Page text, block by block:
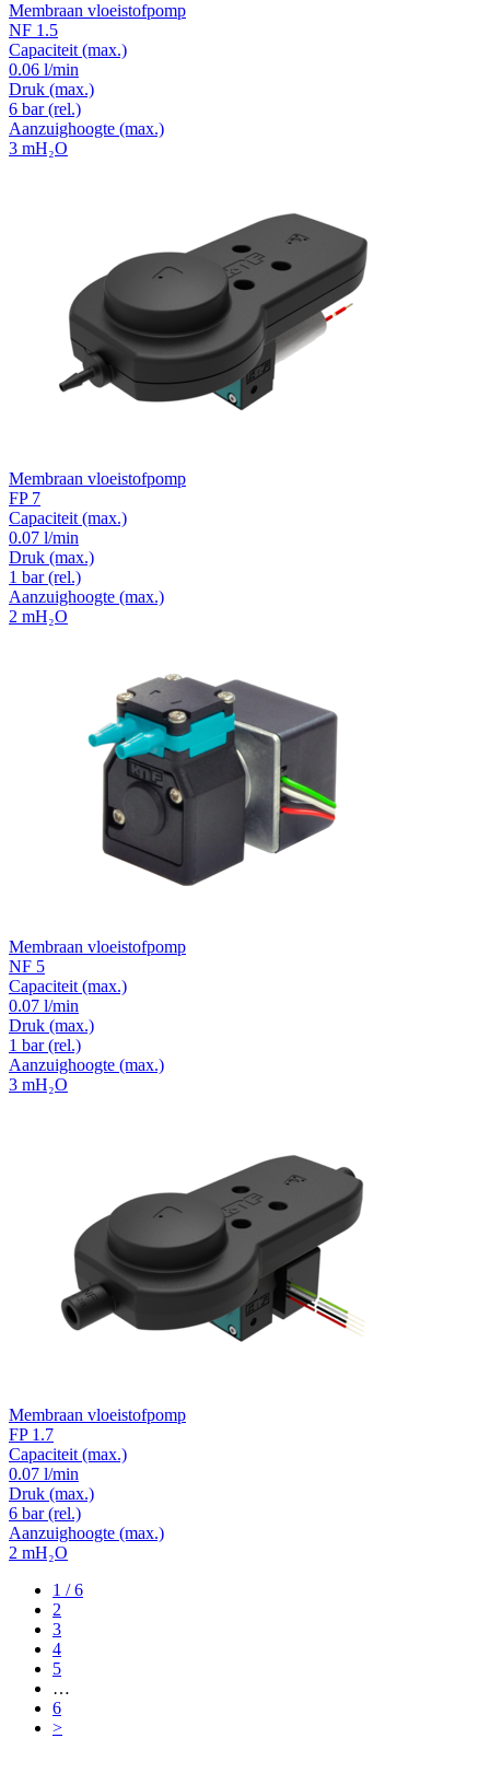
Membraan vloeistofpomp
NF 1.5
Capaciteit (max.)
0.06 l/min
Druk (max.)
6 bar (rel.)
Aanzuighoogte (max.)
3 mH₂O
Membraan vloeistofpomp
FP 7
Capaciteit (max.)
0.07 l/min
Druk (max.)
1 bar (rel.)
Aanzuighoogte (max.)
2 mH₂O
Membraan vloeistofpomp
NF 5
Capaciteit (max.)
0.07 l/min
Druk (max.)
1 bar (rel.)
Aanzuighoogte (max.)
3 mH₂O
Membraan vloeistofpomp
FP 1.7
Capaciteit (max.)
0.07 l/min
Druk (max.)
6 bar (rel.)
Aanzuighoogte (max.)
2 mH₂O
1 / 6
2
3
4
5
…
6
>